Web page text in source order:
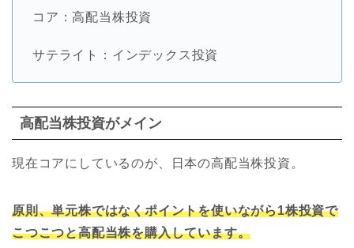
コア：高配当株投資
サテライト：インデックス投資
高配当株投資がメイン
現在コアにしているのが、日本の高配当株投資。
原則、単元株ではなくポイントを使いながら1株投資で
こつこつと高配当株を購入しています。